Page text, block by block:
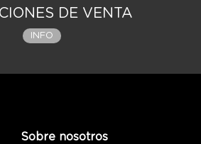
DE VENTA
INFO
Sobre nosotros